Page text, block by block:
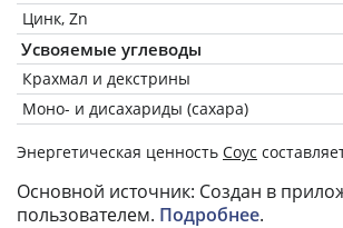
Цинк, Zn
Усвояемые углеводы
Крахмал и декстрины
Моно- и дисахариды (сахара)
Энергетическая ценность Соус
Основной источник: Создан в
пользователем. Подробнее.